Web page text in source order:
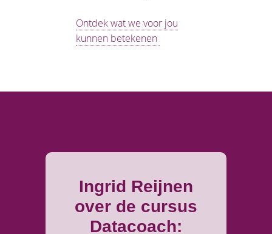
Ontdek wat we voor jou
kunnen betekenen
Ingrid Reijnen
over de cursus
Datacoach: